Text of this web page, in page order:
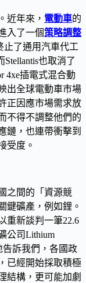
。近年來， 電動車的
入了一個策略調整
止了通用汽車代工
也取消了
4xe插電式混合動
出全球電動車市場
正因應市場需求放
不得不調整他們的
鏈，也連帶衝擊到
受度。
之間的「資源競
鍵礦產，例如鋰。
重新談判一筆22.6
公司Lithium
告訴我們，各國政
已經開始採取積極
結構，更可能加劇